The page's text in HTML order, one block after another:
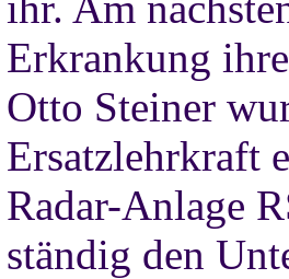
Erkrankung
Otto Steiner
Ersatzlehrkraft
Radar-Anlage
ständig den